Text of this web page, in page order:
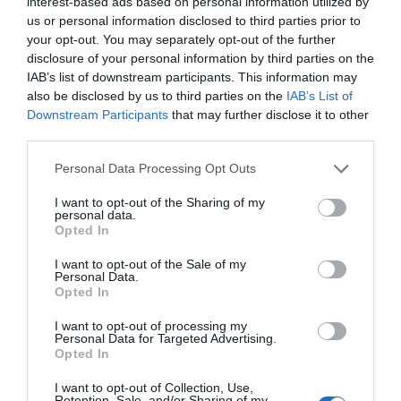
us or personal information disclosed to third parties prior to
your opt-out. You may separately opt-out of the further
disclosure of your personal information by third parties on the
IAB’s list of downstream participants. This information may
also be disclosed by us to third parties on the IAB’s List of
Downstream Participants that may further disclose it to other
Personal Data Processing Opt Outs
I want to opt-out of the Sharing of my
personal data.
Opted In
I want to opt-out of the Sale of my
Personal Data.
Opted In
I want to opt-out of processing my
Personal Data for Targeted Advertising.
Opted In
I want to opt-out of Collection, Use,
Sanciones severas para evitar más quiebras
Todo este movimiento responde a la delicada
situación que viven los equipos. Uno de los primeros
que llegó a Europa a por sus cracks y con el talonario,
el Tianjin Tianhai, fichó a Fabio Cannavaro y acabó
Para mitigar este tipo de bancarrotas, la CFA ha
anual de un club supera el límite en menos del 20%, se
le descontarán 6 puntos. Si excede en entre el 20% y el
40%, se le descontarán 12 puntos. Y así
máximo. La deducción se ejecutará en la temporada en
que se firme y se emita el informe de investigación.
salario promedio y/o total de sus plantillas recibirán
una sanción de nueve puntos, y si se superan ambos,
se duplica a 18 la sanción. Por no cumplir con la regla